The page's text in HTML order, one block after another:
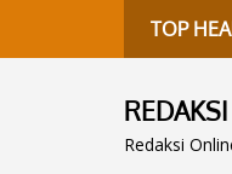
TOP
Redaksi